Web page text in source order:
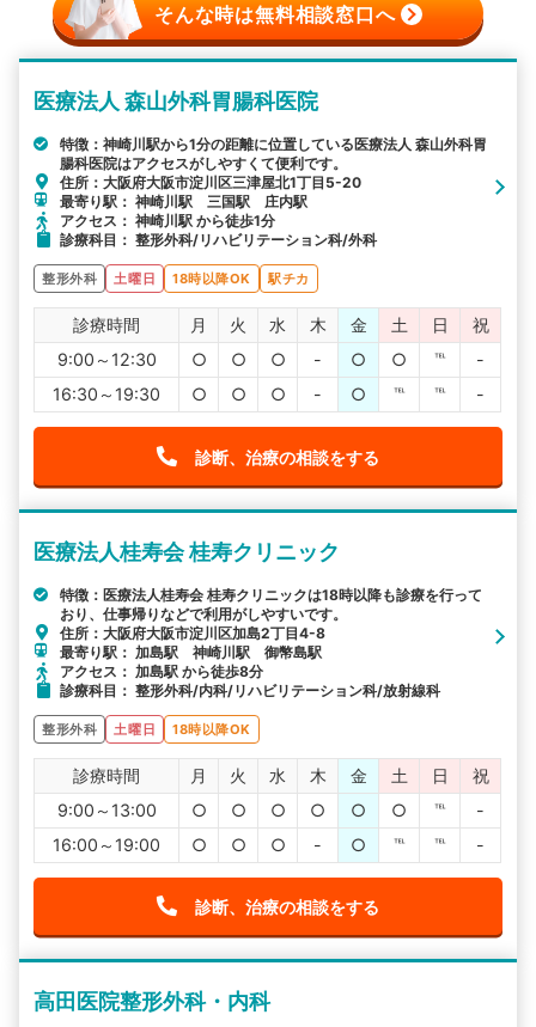
そんな時は無料相談窓口へ
医療法人 森山外科胃腸科医院
特徴：神崎川駅から1分の距離に位置している医療法人 森山外科胃
腸科医院はアクセスがしやすくて便利です。
住所：大阪府大阪市淀川区三津屋北1丁目5-20
最寄り駅： 神崎川駅 三国駅 庄内駅
アクセス： 神崎川駅 から徒歩1分
診療科目： 整形外科/リハビリテーション科/外科
整形外科 土曜日 18時以降OK 駅チカ
診療時間 月 火 水 木 金 土 日
祝
9:00～12:30
○ ○ ○ - ○ ○ ℡
-
16:30～19:30
○ ○ ○ - ○ ℡ ℡ -
診断、治療の相談をする
医療法人桂寿会 桂寿クリニック
特徴：医療法人桂寿会 桂寿クリニックは18時以降も診療を行って
おり、仕事帰りなどで利用がしやすいです。
住所：大阪府大阪市淀川区加島2丁目4-8
最寄り駅： 加島駅 神崎川駅 御幣島駅
アクセス： 加島駅 から徒歩8分
診療科目： 整形外科/内科/リハビリテーション科/放射線科
整形外科 土曜日 18時以降OK
診療時間 月 火 水 木 金 土 日
祝
9:00～13:00
○ ○ ○ ○ ○ ○ ℡
-
16:00～19:00
○ ○ ○ - ○ ℡ ℡ -
診断、治療の相談をする
高田医院整形外科・内科